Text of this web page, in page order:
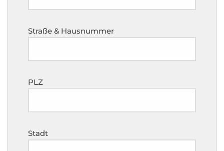
Straße & Hausnummer
PLZ
Stadt